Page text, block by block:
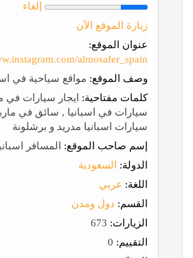
إلغاء
زيارة الموقع الآن
عنوان الموقع:
almosafer_spain
وصف الموقع: مواقع سياحية في
كلمات مفتاحية: ايجار سيارات في
سيارات في اسبانيا , سائق في
سيارات اسبانيا مدريد و برشلونة
إسم صاحب الموقع: المسافر
الدولة:
السعودية
اللغة: عربي
القسم: دول ومدن
الزيارات:
التقييم: